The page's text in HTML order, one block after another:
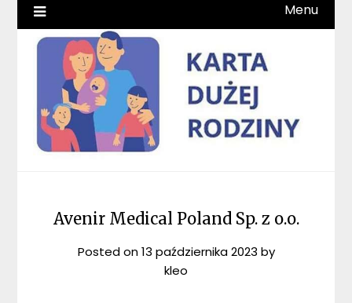
Menu
Avenir Medical Poland Sp. z o.o.
Posted on13 października 2023 by
kleo